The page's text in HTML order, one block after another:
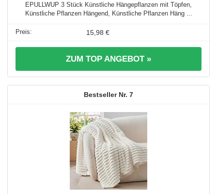
EPULLWUP 3 Stück Künstliche Hängepflanzen mit Töpfen,
Künstliche Pflanzen Hängend, Künstliche Pflanzen Häng ...
15,98 €
ZUM TOP ANGEBOT »
7